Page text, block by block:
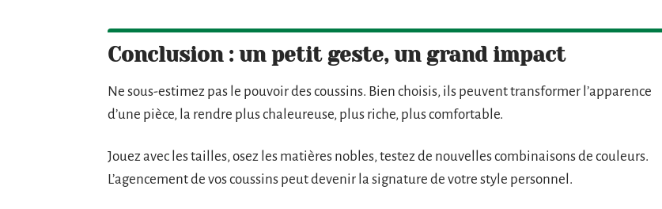
Conclusion : un petit geste, un grand impact
Ne sous-estimez pas le pouvoir des coussins. Bien choisis, ils peuvent transformer l’apparence
d’une pièce, la rendre plus chaleureuse, plus riche, plus comfortable.
Jouez avec les tailles, osez les matières nobles, testez de nouvelles combinaisons de couleurs.
L’agencement de vos coussins peut devenir la signature de votre style personnel.